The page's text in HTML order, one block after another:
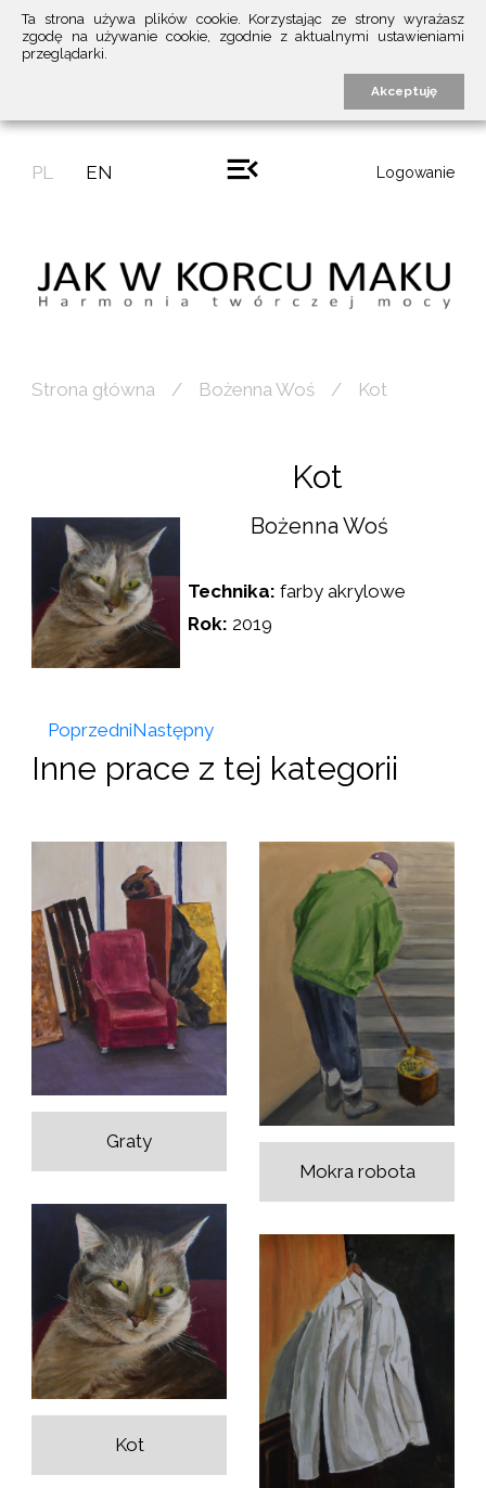
Ta strona używa plików cookie. Korzystając ze strony wyrażasz
zgodę na używanie cookie, zgodnie z aktualnymi ustawieniami
przeglądarki.
Akceptuję
PL EN Logowanie
Strona główna Bożenna Woś Kot
Kot
Bożenna Woś
Technika:farby akrylowe
Rok: 2019
PoprzedniNastępny
Inne prace z tej kategorii
Graty
Mokra robota
Kot